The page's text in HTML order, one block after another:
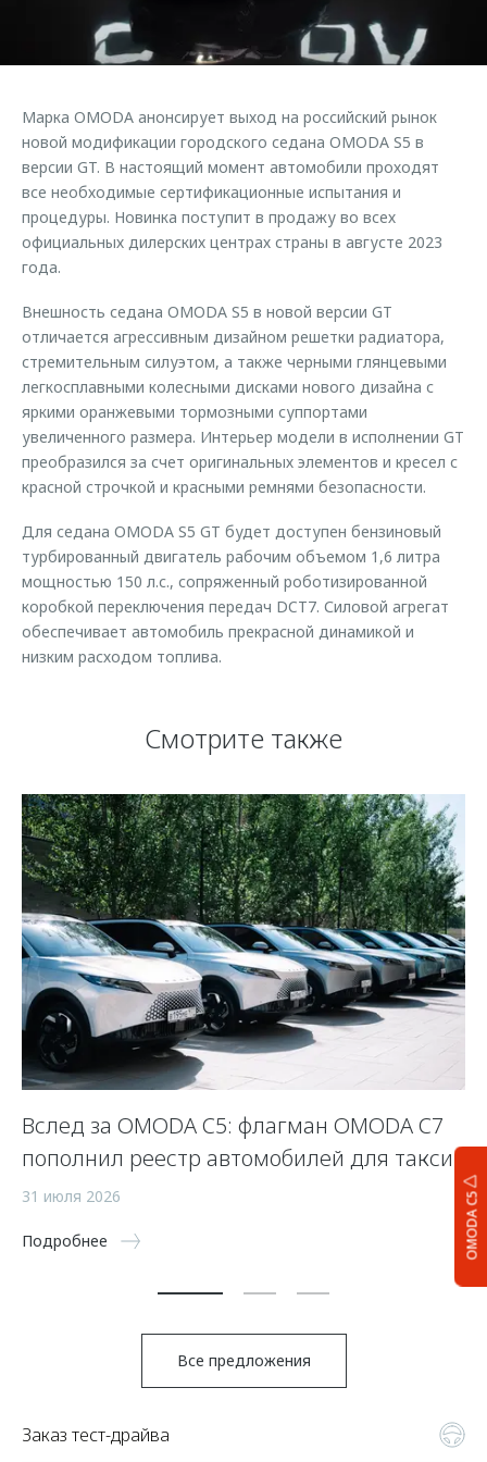
Кредитный калькулятор
Одежда и сувениры
Оригинальные аксессуары
Запчасти
Трейд-ин
Руководства по эксплуатации
Клиентская поддержка
Клуб владельцев OMODA
Приложение O&J
Аксессуары
Одежда и сувениры
Запчасти
Обратная связь
OMODA C5
Марка OMODA анонсирует выход на российский рынок
новой модификации городского седана OMODA S5 в
версии GT. В настоящий момент автомобили проходят
все необходимые сертификационные испытания и
процедуры. Новинка поступит в продажу во всех
официальных дилерских центрах страны в августе 2023
года.
Внешность седана OMODA S5 в новой версии GT
отличается агрессивным дизайном решетки радиатора,
стремительным силуэтом, а также черными глянцевыми
легкосплавными колесными дисками нового дизайна с
яркими оранжевыми тормозными суппортами
увеличенного размера. Интерьер модели в исполнении GT
преобразился за счет оригинальных элементов и кресел с
красной строчкой и красными ремнями безопасности.
Для седана OMODA S5 GT будет доступен бензиновый
турбированный двигатель рабочим объемом 1,6 литра
мощностью 150 л.с., сопряженный роботизированной
коробкой переключения передач DCT7. Силовой агрегат
обеспечивает автомобиль прекрасной динамикой и
низким расходом топлива.
Смотрите также
Вслед за OMODA C5: флагман OMODA C7
пополнил реестр автомобилей для такси
31 июля 2026
Подробнее
5
Все предложения
Заказ тест-драйва